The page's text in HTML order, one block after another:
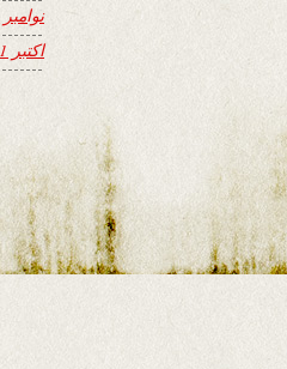
نوامبر 2011
اکتبر 2011